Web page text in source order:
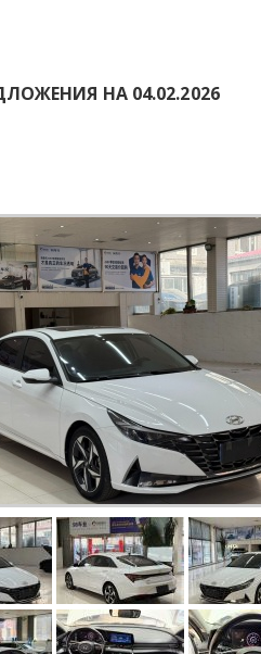
НА 04.02.2026